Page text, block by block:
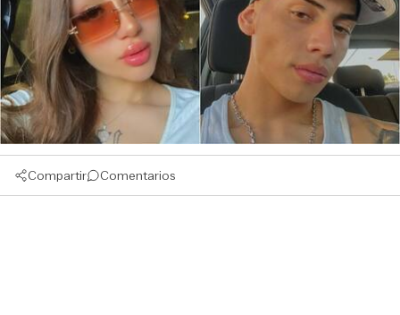
Compartir Comentarios